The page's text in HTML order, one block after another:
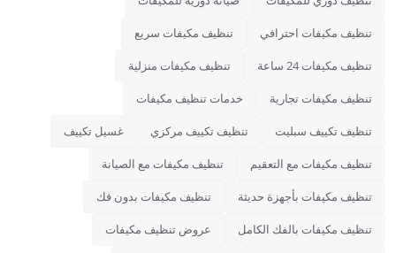
تنظيف مكيفات احترافي تنظيف مكيفات سريع
تنظيف مكيفات 24 ساعة تنظيف مكيفات منزلية
تنظيف مكيفات تجارية خدمات تنظيف مكيفات
تنظيف تكييف سبليت تنظيف تكييف مركزي غسيل تكييف
تنظيف مكيفات مع التعقيم تنظيف مكيفات مع الصيانة
تنظيف مكيفات بأجهزة حديثة تنظيف مكيفات بدون فك
تنظيف مكيفات بالفك الكامل عروض تنظيف مكيفات